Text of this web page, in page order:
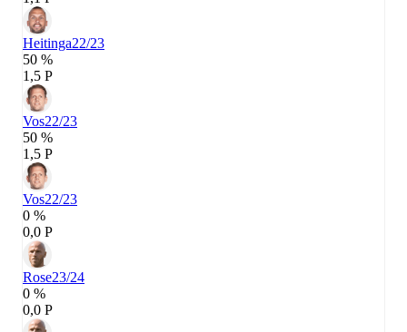
Heitinga22/23
50 %
1,5 P
Vos22/23
50 %
1,5 P
Vos22/23
0 %
0,0 P
Rose23/24
0 %
0,0 P